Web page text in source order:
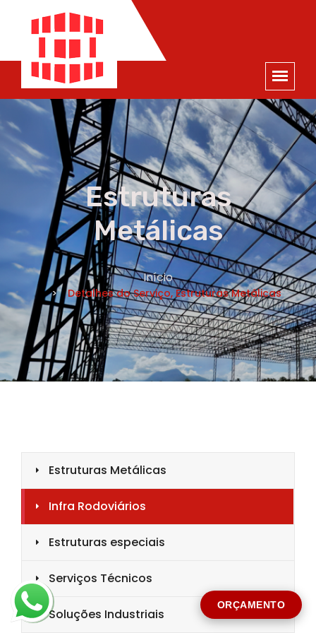
ORÇAMENTO
×
ORÇAMENTO
NOME *
E-MAIL *
TELEFONE *
CIDADE *
MENSAGEM *
Solicitar Orçamento